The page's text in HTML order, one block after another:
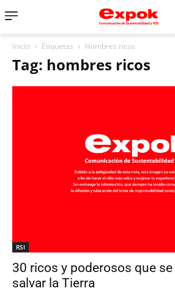
Inicio Etiquetas Hombres ricos
Tag: hombres ricos
RSI
30 ricos y poderosos que
salvar la Tierra